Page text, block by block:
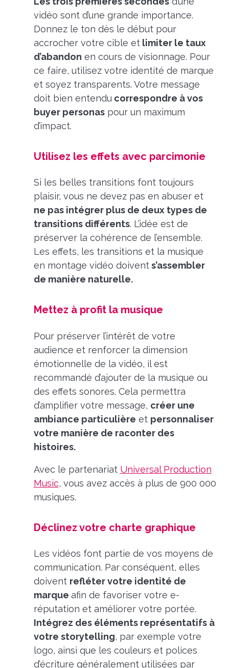
vidéo sont d’une grande importance.
Donnez le ton dès le début pour
accrocher votre cible etlimiter le taux
d’abandon en cours de visionnage. Pour
ce faire, utilisez votre identité de marque
et soyez transparents. Votre message
doit bien entenducorrespondre à vos
buyer personas pour un maximum
d’impact.
Utilisez les effets avec parcimonie
Si les belles transitions font toujours
plaisir, vous ne devez pas en abuser et
ne pas intégrer plus de deux types de
transitions différents. L’idée est de
préserver la cohérence de l’ensemble.
Les effets, les transitions et la musique
en montage vidéo doivents’assembler
de manière naturelle.
Mettez à profit la musique
Pour préserver l’intérêt de votre
audience et renforcer la dimension
émotionnelle de la vidéo, il est
recommandé d’ajouter de la musique ou
des effets sonores. Cela permettra
d’amplifier votre message, créer une
ambiance particulière et personnaliser
votre manière de raconter des
histoires.
Avec le partenariat Universal Production
Music, vous avez accès à plus de 900 000
musiques.
Déclinez votre charte graphique
Les vidéos font partie de vos moyens de
communication. Par conséquent, elles
doivent refléter votre identité de
marque afin de favoriser votre e-
réputation et améliorer votre portée.
Intégrez des éléments représentatifs à
votre storytelling, par exemple votre
logo, ainsi que les couleurs et polices
d’écriture généralement utilisées par